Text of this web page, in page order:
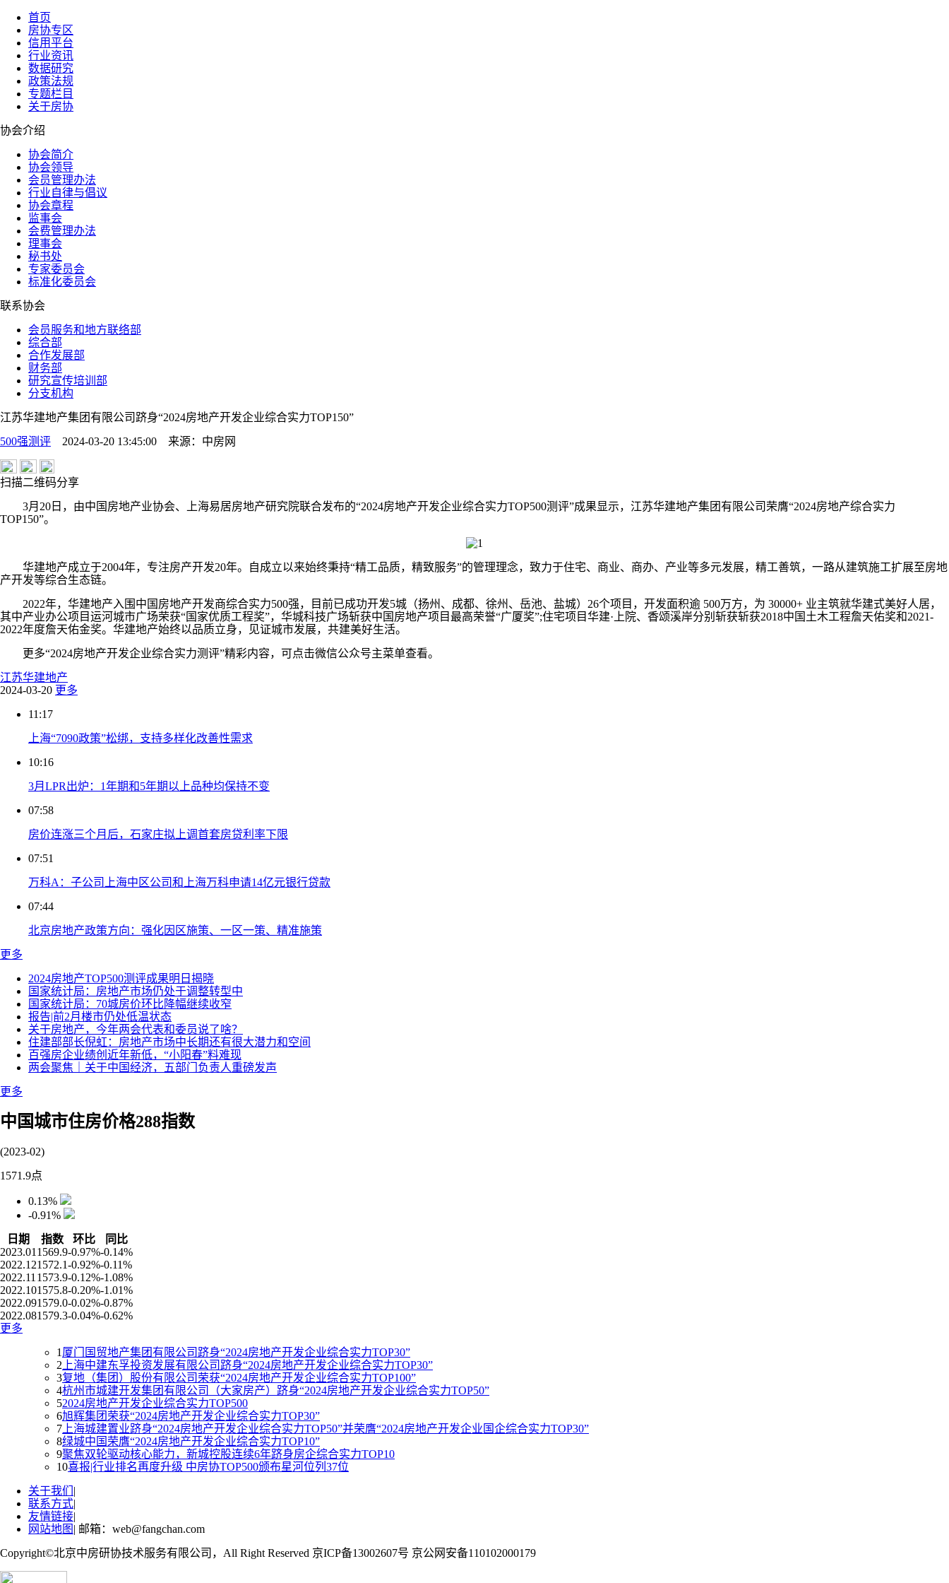
首页
房协专区
信用平台
行业资讯
数据研究
政策法规
专题栏目
关于房协
协会介绍
协会简介
协会领导
会员管理办法
行业自律与倡议
协会章程
监事会
会费管理办法
理事会
秘书处
专家委员会
标准化委员会
联系协会
会员服务和地方联络部
综合部
合作发展部
财务部
研究宣传培训部
分支机构
江苏华建地产集团有限公司跻身“2024房地产开发企业综合实力TOP150”
500强测评 2024-03-20 13:45:00 来源： 中房网
扫描二维码分享
3月20日，由中国房地产业协会、上海易居房地产研究院联合发布的“2024房地产开发企业综合实力TOP500测评”成果显示，江苏华建地产集团有限公司荣膺“2024房地产综合实力
TOP150”。
华建地产成立于2004年，专注房产开发20年。自成立以来始终秉持“精工品质，精致服务”的管理理念，致力于住宅、商业、商办、产业等多元发展，精工善筑，一路从建筑施工扩展至房地
产开发等综合生态链。
2022年，华建地产入围中国房地产开发商综合实力500强，目前已成功开发5城（扬州、成都、徐州、岳池、盐城）26个项目，开发面积逾 500万方，为 30000+ 业主筑就华建式美好人居，
其中产业办公项目运河城市广场荣获“国家优质工程奖”，华城科技广场斩获中国房地产项目最高荣誉“广厦奖”;住宅项目华建·上院、香颂溪岸分别斩获斩获2018中国土木工程詹天佑奖和2021-
2022年度詹天佑金奖。华建地产始终以品质立身，见证城市发展，共建美好生活。
更多“2024房地产开发企业综合实力测评”精彩内容，可点击微信公众号主菜单查看。
江苏华建地产
2024-03-20 更多
11:17
上海“7090政策”松绑，支持多样化改善性需求
10:16
3月LPR出炉：1年期和5年期以上品种均保持不变
07:58
房价连涨三个月后，石家庄拟上调首套房贷利率下限
07:51
万科A：子公司上海中区公司和上海万科申请14亿元银行贷款
07:44
北京房地产政策方向：强化因区施策、一区一策、精准施策
更多
2024房地产TOP500测评成果明日揭晓
国家统计局：房地产市场仍处于调整转型中
国家统计局：70城房价环比降幅继续收窄
报告|前2月楼市仍处低温状态
关于房地产，今年两会代表和委员说了啥？
住建部部长倪虹：房地产市场中长期还有很大潜力和空间
百强房企业绩创近年新低，“小阳春”料难现
两会聚焦｜关于中国经济，五部门负责人重磅发声
更多
中国城市住房价格288指数
(2023-02)
1571.9点
0.13%
-0.91%
日期
指数 环比
同比
2023.01 1569.9-0.97%-0.14%
2022.121572.1-0.92%-0.11%
2022.11 1573.9-0.12%-1.08%
2022.101575.8-0.20%-1.01%
2022.091579.0-0.02%-0.87%
2022.081579.3-0.04%-0.62%
更多
1 厦门国贸地产集团有限公司跻身“2024房地产开发企业综合实力TOP30”
2 上海中建东孚投资发展有限公司跻身“2024房地产开发企业综合实力TOP30”
3复地（集团）股份有限公司荣获“2024房地产开发企业综合实力TOP100”
4杭州市城建开发集团有限公司（大家房产）跻身“2024房地产开发企业综合实力TOP50”
52024房地产开发企业综合实力TOP500
6旭辉集团荣获“2024房地产开发企业综合实力TOP30”
7 上海城建置业跻身“2024房地产开发企业综合实力TOP50”并荣膺“2024房地产开发企业国企综合实力TOP30”
8绿城中国荣膺“2024房地产开发企业综合实力TOP10”
9聚焦双轮驱动核心能力，新城控股连续6年跻身房企综合实力TOP10
10喜报|行业排名再度升级 中房协TOP500颁布星河位列37位
关于我们 |
联系方式|
友情链接|
网站地图 | 邮箱：web@fangchan.com
Copyright©北京中房研协技术服务有限公司，All Right Reserved 京ICP备13002607号 京公网安备110102000179